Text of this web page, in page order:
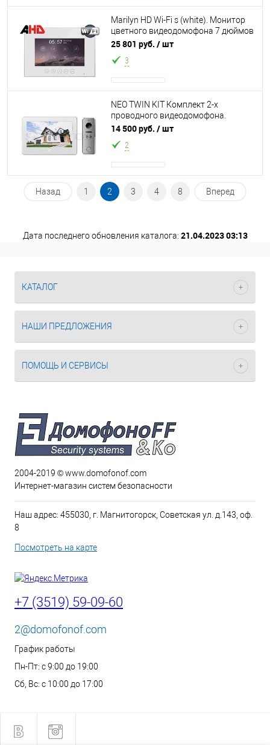
Marilyn HD Wi-Fi s (white). Монитор
цветного видеодомофона 7 дюймов
разрешение 800х480, с поддержкой
25 801 руб. / шт
3
NEO TWIN KIT Комплект 2-х
проводного видеодомофона.
монитор, вызывная панель, блок
14 500 руб. / шт
2
Назад 1 2 3 4 8 Вперед
Дата последнего обновления каталога: 21.04.2023 03:13
КАТАЛОГ
НАШИ ПРЕДЛОЖЕНИЯ
ПОМОЩЬ И СЕРВИСЫ
2004-2019 © www.domofonof.com
Интернет-магазин систем безопасности
Наш адрес: 455030, г. Магнитогорск, Советская ул. д.143, оф.
8
Посмотреть на карте
+7 (3519) 59-09-60
2@domofonof.com
График работы
Пн-Пт: с 9:00 до 19:00
Сб, Вс: с 10:00 до 17:00